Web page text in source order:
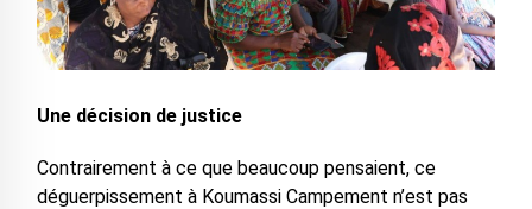
Une décision de justice
Contrairement à ce que beaucoup pensaient, ce
déguerpissement à Koumassi Campement n’est pas